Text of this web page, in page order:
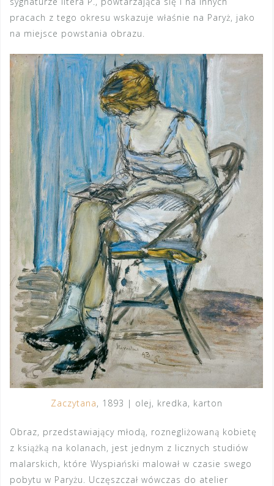
pracach z tego okresu wskazuje właśnie na Paryż, jako
na miejsce powstania obrazu.
Zaczytana, 1893 | olej, kredka, karton
Obraz, przedstawiający młodą, roznegliżowaną kobietę
z książką na kolanach, jest jednym z licznych studiów
malarskich, które Wyspiański malował w czasie swego
pobytu w Paryżu. Uczęszczał wówczas do atelier